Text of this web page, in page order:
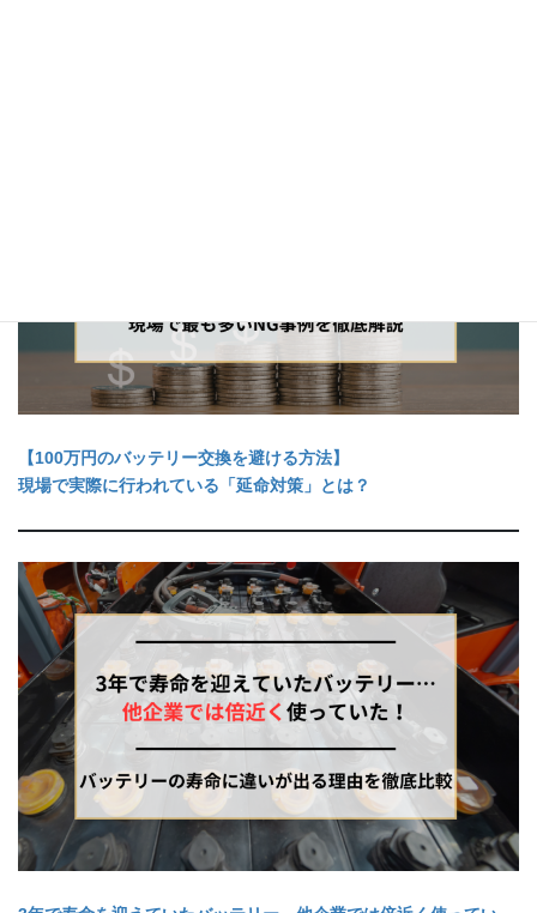
【100万円のバッテリー交換を避ける方法】
現場で実際に行われている「延命対策」とは？